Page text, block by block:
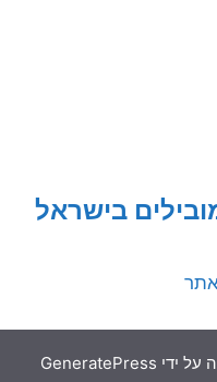
בישראל
על ידי GeneratePress